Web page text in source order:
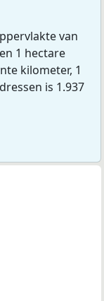
van
1 hectare
kilometer, 1
is 1.937